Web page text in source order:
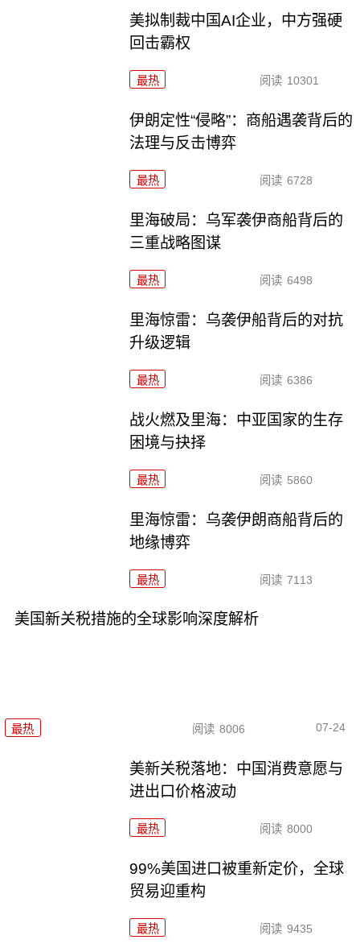
美拟制裁中国AI企业，中方强硬
回击霸权
最热 阅读 10301
伊朗定性“侵略”：商船遇袭背后的
法理与反击博弈
最热 阅读 6728
里海破局：乌军袭伊商船背后的
三重战略图谋
最热 阅读 6498
里海惊雷：乌袭伊船背后的对抗
升级逻辑
最热 阅读 6386
战火燃及里海：中亚国家的生存
困境与抉择
最热 阅读 5860
里海惊雷：乌袭伊朗商船背后的
地缘博弈
最热 阅读 7113
美国新关税措施的全球影响深度解析
最热 阅读 8006 07-24
美新关税落地：中国消费意愿与
进出口价格波动
最热 阅读 8000
99%美国进口被重新定价，全球
贸易迎重构
最热 阅读 9435